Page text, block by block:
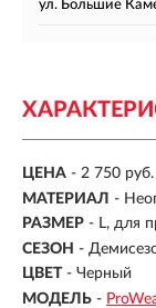
ул. Большие
ЦЕНА - 2 750 руб.
МАТЕРИАЛ -
РАЗМЕР - L, для
СЕЗОН -
ЦВЕТ - Черный
МОДЕЛЬ -